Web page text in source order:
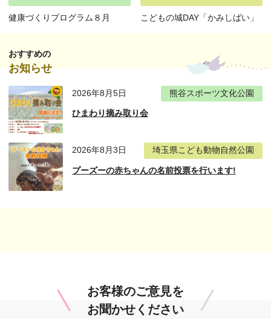
健康づくりプログラム８月 こどもの城DAY「かみしばい」
おすすめの
お知らせ
2026年8月5日 熊谷スポーツ文化公園
ひまわり摘み取り会
2026年8月3日 埼玉県こども動物自然公園
プーズーの赤ちゃんの名前投票を行います!
お客様のご意見を
お聞かせください